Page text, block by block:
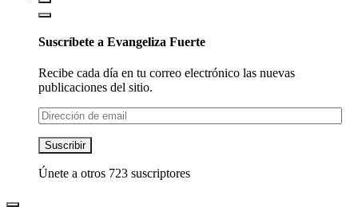
Suscríbete a Evangeliza Fuerte
Recibe cada día en tu correo electrónico las nuevas
publicaciones del sitio.
Dirección
de
email
Suscribir
Únete a otros 723 suscriptores